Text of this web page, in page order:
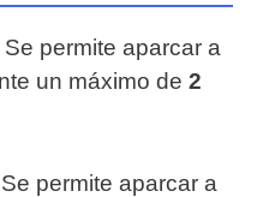
Se permite aparcar a
un máximo de 2
permite aparcar a